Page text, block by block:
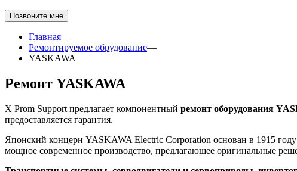
Позвоните мне
Главная—
Ремонтируемое обрудование—
YASKAWA
Ремонт YASKAWA
X Prom Support предлагает компонентный ремонт оборудования
предоставляется гарантия.
Японский концерн YASKAWA Electric Corporation основан в 1915
мощное современное производство, предлагающее оригинальные